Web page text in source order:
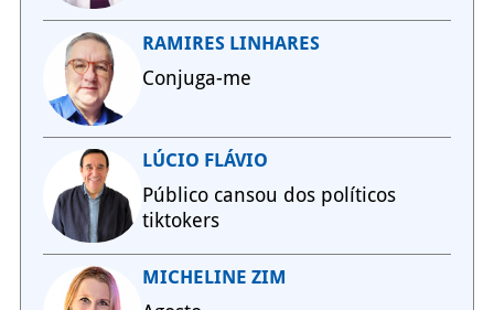
RAMIRES LINHARES
Conjuga-me
LÚCIO FLÁVIO
Público cansou dos políticos
tiktokers
MICHELINE ZIM